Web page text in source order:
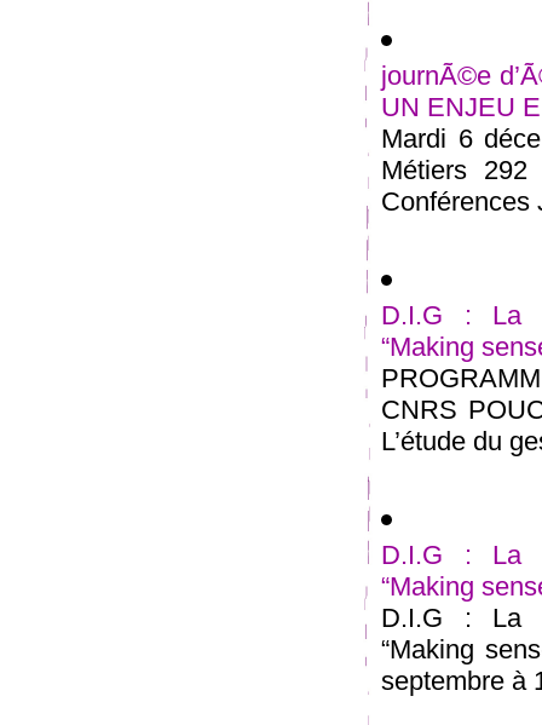
journÃ©e
UN ENJEU
Mardi 6
Métiers
Conférences
D.I.G : La
“Making
CNRS
L’étude du
D.I.G : La
“Making
D.I.G : La
“Making
septembre à